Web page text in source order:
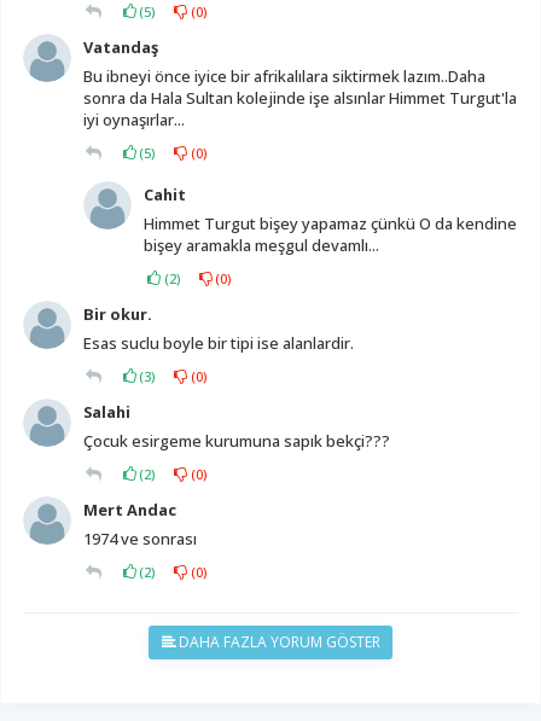
(5) (0)
Vatandaş
Bu ibneyi önce iyice bir afrikalılara siktirmek lazım..Daha
sonra da Hala Sultan kolejinde işe alsınlar Himmet Turgut'la
iyi oynaşırlar...
(5) (0)
Cahit
Himmet Turgut bişey yapamaz çünkü O da kendine
bişey aramakla meşgul devamlı...
(2) (0)
Bir okur.
Esas suclu boyle bir tipi ise alanlardir.
(3) (0)
Salahi
Çocuk esirgeme kurumuna sapık bekçi???
(2) (0)
Mert Andac
1974 ve sonrası
(2) (0)
DAHA FAZLA YORUM GÖSTER